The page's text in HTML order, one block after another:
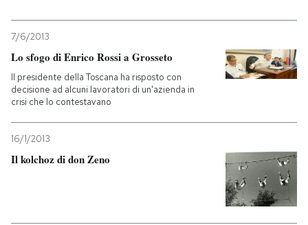
7/6/2013
Lo sfogo di Enrico Rossi a Grosseto
Il presidente della Toscana ha risposto con
decisione ad alcuni lavoratori di un'azienda in
crisi che lo contestavano
16/1/2013
Il kolchoz di don Zeno